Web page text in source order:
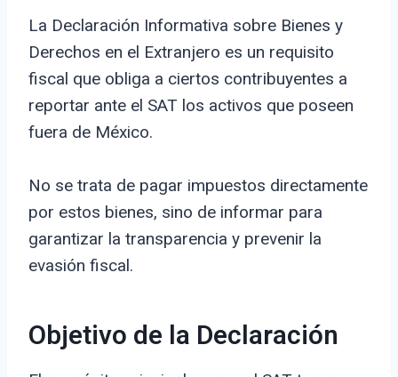
La Declaración Informativa sobre Bienes y
Derechos en el Extranjero es un requisito
fiscal que obliga a ciertos contribuyentes a
reportar ante el SAT los activos que poseen
fuera de México.
No se trata de pagar impuestos directamente
por estos bienes, sino de informar para
garantizar la transparencia y prevenir la
evasión fiscal.
Objetivo de la Declaración